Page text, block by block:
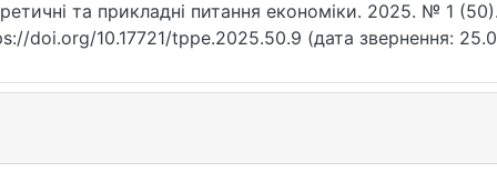
та прикладні питання економіки. 2025. № 1
doi.org/10.17721/tppe.2025.50.9 (дата звернення: